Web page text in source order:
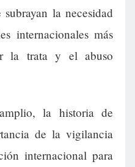
la necesidad
internacionales más
la trata y el abuso
la historia de
de la vigilancia
internacional para